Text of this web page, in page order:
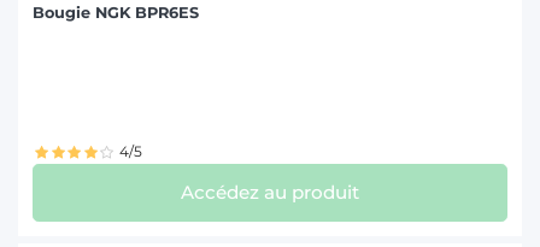
Bougie NGK BPR6ES
4/5
Accédez au produit